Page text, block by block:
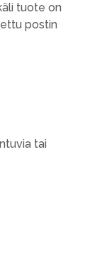
tuote on
postin
tai